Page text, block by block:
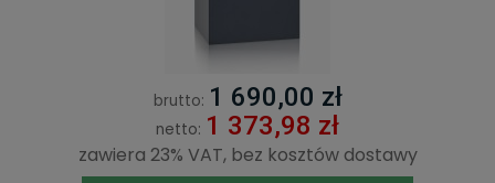
brutto: 1 690,00 zł
netto: 1 373,98 zł
zawiera 23% VAT, bez kosztów dostawy